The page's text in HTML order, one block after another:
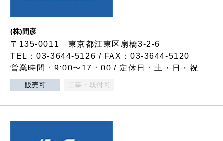
(株)間彦
〒135-0011 東京都江東区扇橋3-2-6
TEL：03-3644-5126 / FAX：03-3644-5120
営業時間：9:00〜17：00 / 定休日：土・日・祝
販売可 工事・取付可